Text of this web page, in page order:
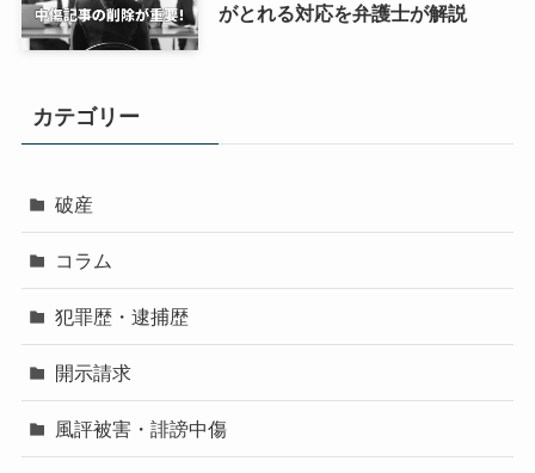
がとれる対応を弁護士が解説
カテゴリー
破産
コラム
犯罪歴・逮捕歴
開示請求
風評被害・誹謗中傷